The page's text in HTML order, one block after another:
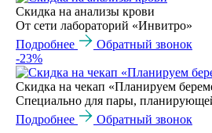
Скидка на анализы крови
От сети лабораторий «Инвитро»
Подробнее
Обратный звонок
-23%
Скидка на чекап «Планируем
Специально для пары,
Подробнее
Обратный звонок